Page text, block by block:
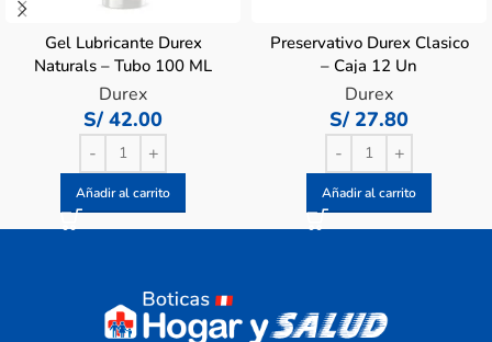
Gel Lubricante Durex
Naturals – Tubo 100 ML
Durex
S/ 42.00
Añadir al carrito
Preservativo Durex Clasico
– Caja 12 Un
Durex
S/ 27.80
Añadir al carrito